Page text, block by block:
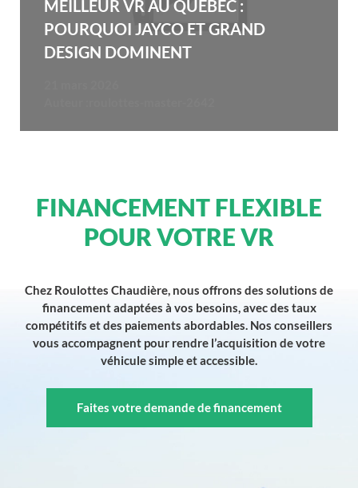
MEILLEUR VR AU QUÉBEC :
POURQUOI JAYCO ET GRAND
DESIGN DOMINENT
FINANCEMENT FLEXIBLE
POUR VOTRE VR
Chez Roulottes Chaudière, nous offrons des solutions de
financement adaptées à vos besoins, avec des taux
compétitifs et des paiements abordables. Nos conseillers
vous accompagnent pour rendre l’acquisition de votre
véhicule simple et accessible.
Faites votre demande de financement